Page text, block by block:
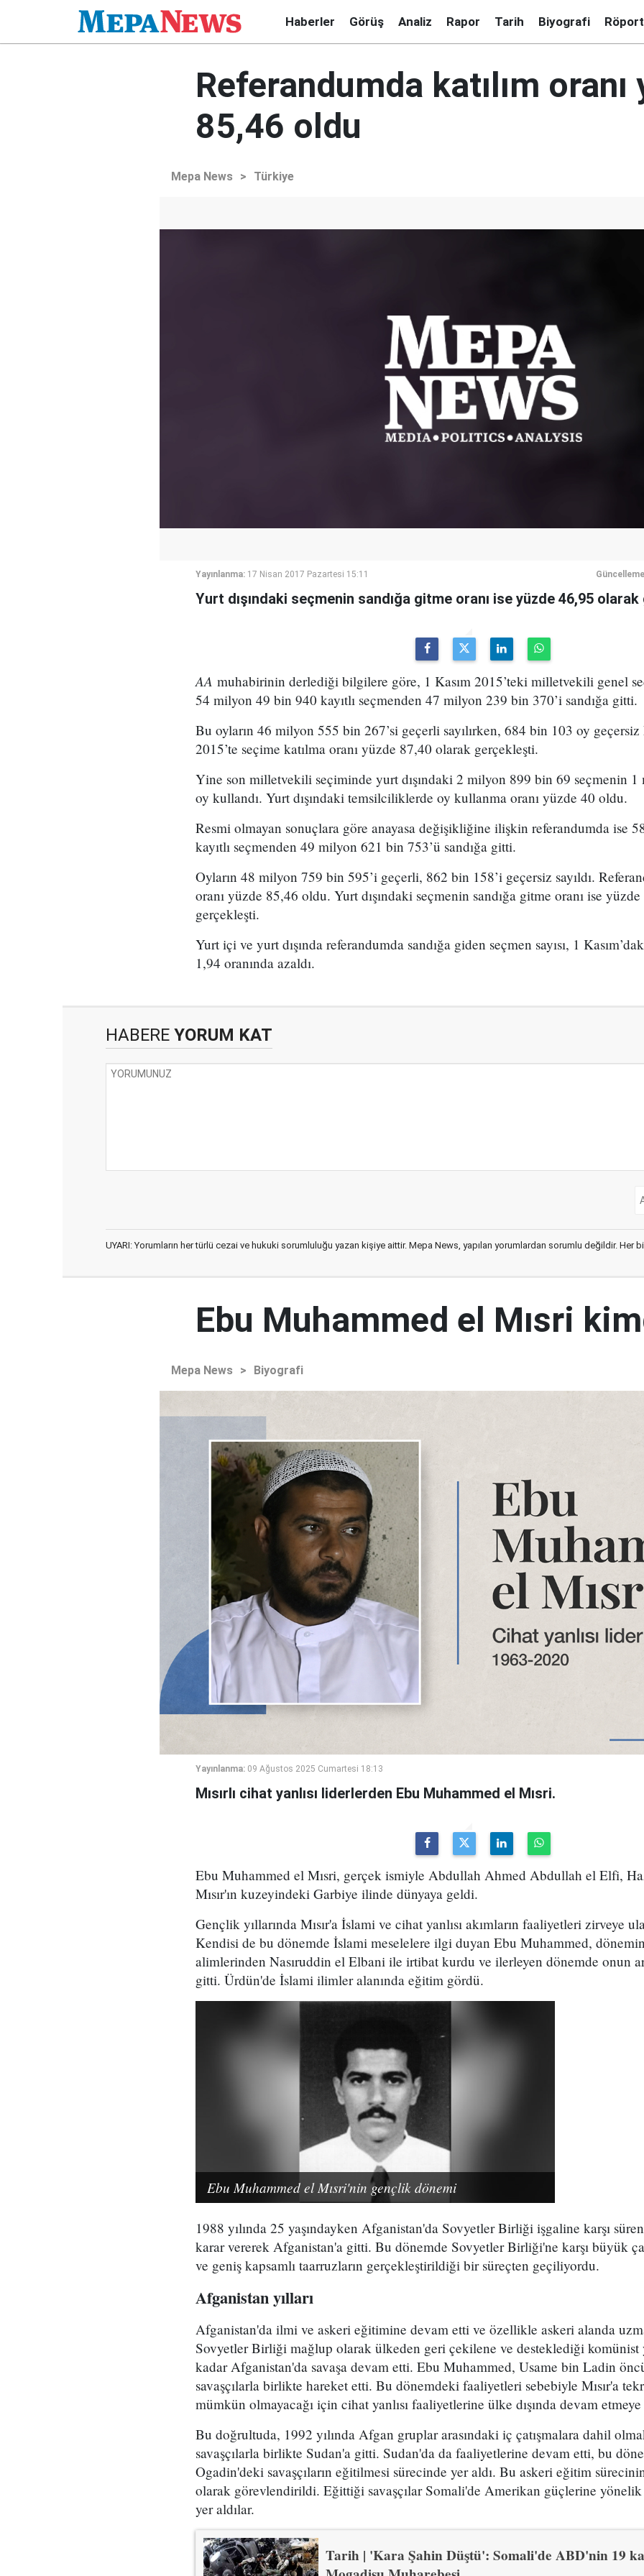
Haberler Görüş Analiz Rapor Tarih Biyografi
Referandumda katılım oranı
85,46 oldu
Mepa News > Türkiye
Yayınlanma: 17 Nisan 2017 Pazartesi 15:11
Yurt dışındaki seçmenin sandığa gitme oranı ise yüzde 46,95
AA muhabirinin derlediği bilgilere göre, 1 Kasım 2015’teki milletvekili genel
54 milyon 49 bin 940 kayıtlı seçmenden 47 milyon 239 bin 370’i sandığa gitti.
Bu oyların 46 milyon 555 bin 267’si geçerli sayılırken, 684 bin 103 oy
2015’te seçime katılma oranı yüzde 87,40 olarak gerçekleşti.
Yine son milletvekili seçiminde yurt dışındaki 2 milyon 899 bin 69 seçmenin
oy kullandı. Yurt dışındaki temsilciliklerde oy kullanma oranı yüzde 40 oldu.
Resmi olmayan sonuçlara göre anayasa değişikliğine ilişkin referandumda ise
kayıtlı seçmenden 49 milyon 621 bin 753’ü sandığa gitti.
Oyların 48 milyon 759 bin 595’i geçerli, 862 bin 158’i geçersiz sayıldı.
oranı yüzde 85,46 oldu. Yurt dışındaki seçmenin sandığa gitme oranı ise
gerçekleşti.
Yurt içi ve yurt dışında referandumda sandığa giden seçmen sayısı, 1
1,94 oranında azaldı.
HABERE YORUM KAT
UYARI: Yorumların her türlü cezai ve hukuki sorumluluğu yazan kişiye aittir. Mepa News, yapılan yorumlardan sorumlu değildir. Her
Ebu Muhammed el Mısri
Mepa News > Biyografi
Yayınlanma: 09 Ağustos 2025 Cumartesi 18:13
Mısırlı cihat yanlısı liderlerden Ebu Muhammed el Mısri.
Ebu Muhammed el Mısri, gerçek ismiyle Abdullah Ahmed Abdullah el Elfi,
Mısır'ın kuzeyindeki Garbiye ilinde dünyaya geldi.
Gençlik yıllarında Mısır'a İslami ve cihat yanlısı akımların faaliyetleri zirveye
Kendisi de bu dönemde İslami meselelere ilgi duyan Ebu Muhammed,
alimlerinden Nasıruddin el Elbani ile irtibat kurdu ve ilerleyen dönemde onun
gitti. Ürdün'de İslami ilimler alanında eğitim gördü.
Ebu Muhammed el Mısri'nin gençlik dönemi
1988 yılında 25 yaşındayken Afganistan'da Sovyetler Birliği işgaline karşı
karar vererek Afganistan'a gitti. Bu dönemde Sovyetler Birliği'ne karşı büyük
ve geniş kapsamlı taarruzların gerçekleştirildiği bir süreçten geçiliyordu.
Afganistan yılları
Afganistan'da ilmi ve askeri eğitimine devam etti ve özellikle askeri alanda
Sovyetler Birliği mağlup olarak ülkeden geri çekilene ve desteklediği komünist
kadar Afganistan'da savaşa devam etti. Ebu Muhammed, Usame bin Ladin
savaşçılarla birlikte hareket etti. Bu dönemdeki faaliyetleri sebebiyle Mısır'a
mümkün olmayacağı için cihat yanlısı faaliyetlerine ülke dışında devam
Bu doğrultuda, 1992 yılında Afgan gruplar arasındaki iç çatışmalara dahil
savaşçılarla birlikte Sudan'a gitti. Sudan'da da faaliyetlerine devam etti, bu
Ogadin'deki savaşçıların eğitilmesi sürecinde yer aldı. Bu askeri eğitim
olarak görevlendirildi. Eğittiği savaşçılar Somali'de Amerikan güçlerine yönelik
yer aldılar.
Tarih | 'Kara Şahin Düştü': Somali'de ABD'nin 19